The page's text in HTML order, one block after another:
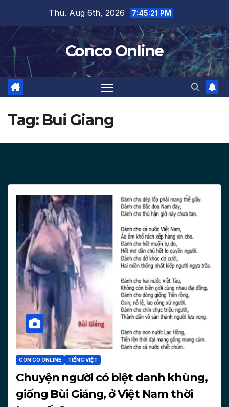
content
Thu. Aug 6th, 2026 7:45:21 PM
Conco Online
Tag: Bui Giang
CON CO ONLINE TIẾNG VIỆT
Chuyện người có biệt danh khùng,
giống Bùi Giáng, ở Việt Nam thời